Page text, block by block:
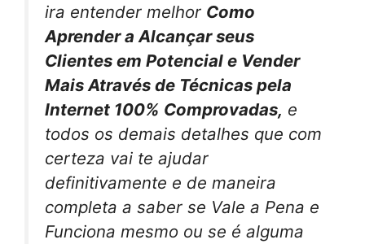
ira entender melhor Como
Aprender a Alcançar seus
Clientes em Potencial e Vender
Mais Através de Técnicas pela
Internet 100% Comprovadas, e
todos os demais detalhes que com
certeza vai te ajudar
definitivamente e de maneira
completa a saber se Vale a Pena e
Funciona mesmo ou se é alguma